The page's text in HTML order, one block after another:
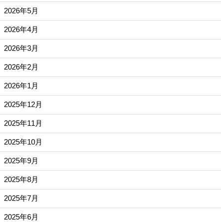
2026年5月
2026年4月
2026年3月
2026年2月
2026年1月
2025年12月
2025年11月
2025年10月
2025年9月
2025年8月
2025年7月
2025年6月